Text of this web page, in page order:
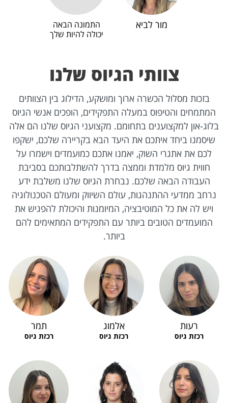
מור לביא
התמונה הבאה
יכולה להיות שלך
צוותי הגיוס שלנו
בזכות מסלול הכשרה ארוך ומושקע, הדילוג בין הצוותים
המתמחים והטיפוס במעלה התפקידים, הופכים אנשי הגיוס
בלוג-און למקצוענים בתחומם. מקצועני הגיוס שלנו הם אלה
שיסמנו ביחד איתכם את היעד הבא בקריירה שלכם, ישקפו
לכם את אתגרי השוק, יאמנו אתכם כמועמדים וישמרו על
חווית גיוס מלמדת וממצה בדרך להשתלבותכם בסביבת
העבודה הבאה שלכם. נבחרת הגיוס שלנו משלבת ידע
נרחב ממדעי ההתנהגות, עולם השיווק ומעולם הטכנולוגיה
ויש לה את כל המוטיבציה, המיומנות והיכולת להפגיש את
המועמדים הטובים ביותר עם התפקידים המתאימים להם
ביותר.
רעות
רכזת גיוס
אלמוג
רכזת גיוס
תמר
רכזת גיוס